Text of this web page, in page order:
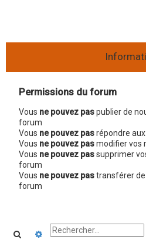
Permissions du forum
Vous ne pouvez paspublier de
forum
Vous ne pouvez pasrépondre
Vous ne pouvez pasmodifier vos
Vous ne pouvez passupprimer
forum
Vous ne pouvez pastransférer de
forum
RechercherRecherche avancée